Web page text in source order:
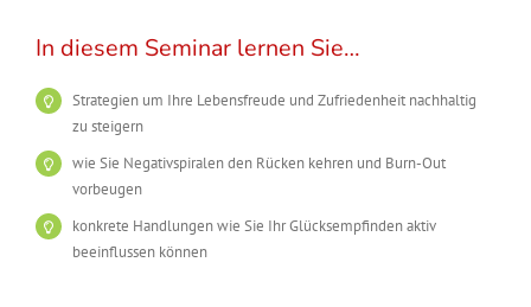
In diesem Seminar lernen Sie…
Strategien um Ihre Lebensfreude und Zufriedenheit nachhaltig
zu steigern
wie Sie Negativspiralen den Rücken kehren und Burn-Out
vorbeugen
konkrete Handlungen wie Sie Ihr Glücksempfinden aktiv
beeinflussen können